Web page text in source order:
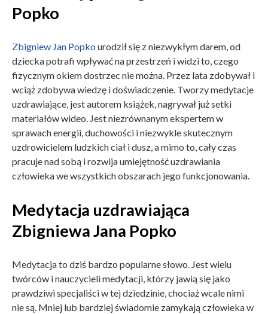
Popko
Zbigniew Jan Popko urodził się z niezwykłym darem, od
dziecka potrafi wpływać na przestrzeń i widzi to, czego
fizycznym okiem dostrzec nie można. Przez lata zdobywał i
wciąż zdobywa wiedzę i doświadczenie. Tworzy medytacje
uzdrawiające, jest autorem książek, nagrywał już setki
materiałów wideo. Jest niezrównanym ekspertem w
sprawach energii, duchowości i niezwykle skutecznym
uzdrowicielem ludzkich ciał i dusz, a mimo to, cały czas
pracuje nad sobą i rozwija umiejętność uzdrawiania
człowieka we wszystkich obszarach jego funkcjonowania.
Medytacja uzdrawiająca
Zbigniewa Jana Popko
Medytacja to dziś bardzo popularne słowo. Jest wielu
twórców i nauczycieli medytacji, którzy jawią się jako
prawdziwi specjaliści w tej dziedzinie, chociaż wcale nimi
nie są. Mniej lub bardziej świadomie zamykają człowieka w